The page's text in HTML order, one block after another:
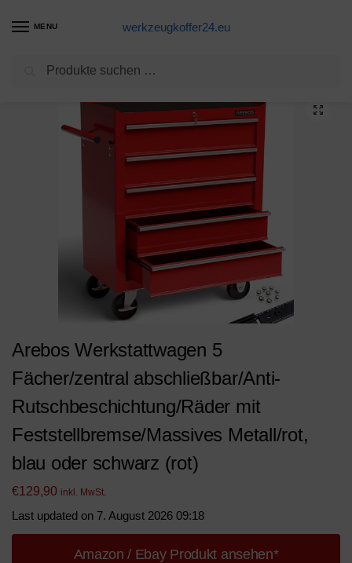
MENU werkzeugkoffer24.eu
Werkzeugwagen Produkte
Arebos Werkstattwagen 5
Fächer/zentral abschließbar/Anti-
Rutschbeschichtung/Räder mit
Feststellbremse/Massives Metall/rot,
blau oder schwarz (rot)
€129,90 inkl. MwSt.
Last updated on 7. August 2026 09:18
Amazon / Ebay Produkt ansehen*